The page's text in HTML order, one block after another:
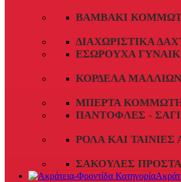
ΒΑΜΒΆΚΙ
ΔΙΑΧΩΡΙΣΤΙΚΆ
ΕΣΏΡΟΥΧΑ
ΚΟΡΔΈΛΑ ΜΑΛΛΙΏΝ
ΜΠΈΡΤΑ
ΠΑΝΤΌΦΛΕΣ -
ΡΟΛΆ ΚΑΙ
ΣΑΚΟΎΛΕΣ